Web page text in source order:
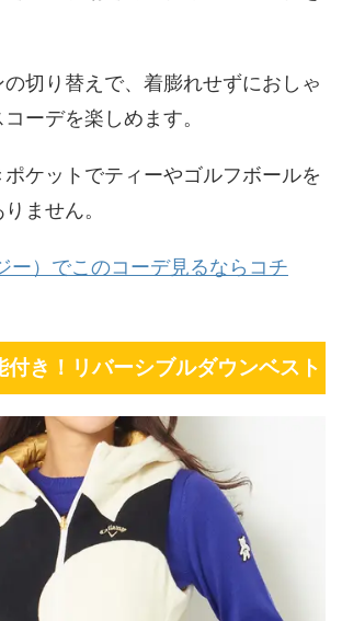
切り替えで、着膨れせずにおしゃ
ーデを楽しめます。
ポケットでティーやゴルフボールを
ません。
ー）でこのコーデ見るならコチ
付き！リバーシブルダウンベスト